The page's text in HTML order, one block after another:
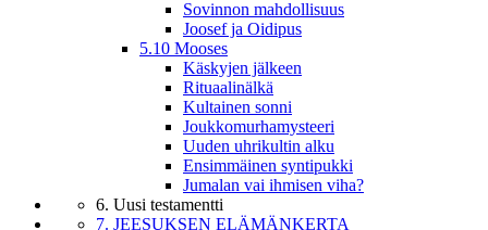
Sovinnon mahdollisuus
Joosef ja Oidipus
5.10 Mooses
Käskyjen jälkeen
Rituaalinälkä
Kultainen sonni
Joukkomurhamysteeri
Uuden uhrikultin alku
Ensimmäinen syntipukki
Jumalan vai ihmisen viha?
6. Uusi testamentti
7. JEESUKSEN ELÄMÄNKERTA